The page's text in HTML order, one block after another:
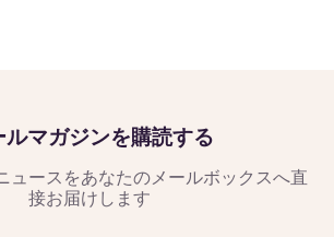
ルマガジンを購読する
ュースをあなたのメールボックスへ直
接お届けします